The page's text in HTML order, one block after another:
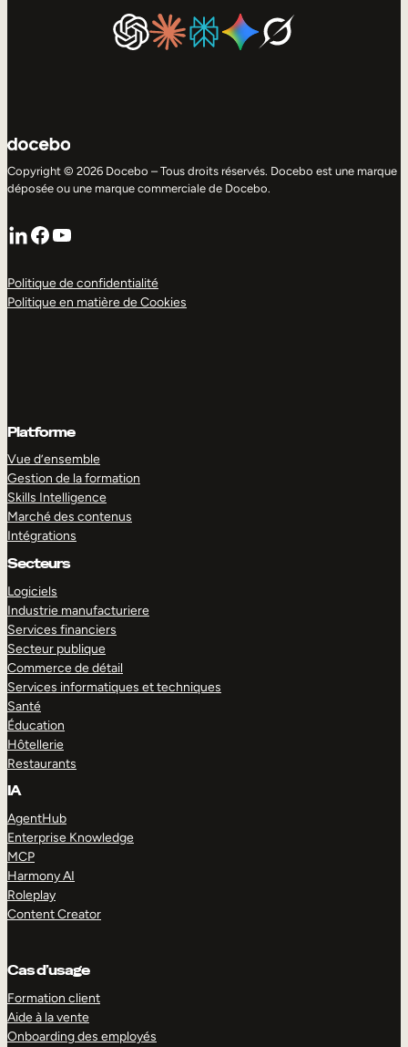
Copyright © 2026 Docebo – Tous droits réservés. Docebo est une marque
déposée ou une marque commerciale de Docebo.
LinkedIn
Facebook
YouTube
Politique de confidentialité
Politique en matière de Cookies
Platforme
Vue d’ensemble
Gestion de la formation
Skills Intelligence
Marché des contenus
Intégrations
Secteurs
Logiciels
Industrie manufacturiere
Services financiers
Secteur publique
Commerce de détail
Services informatiques et techniques
Santé
Éducation
Hôtellerie
Restaurants
IA
AgentHub
Enterprise Knowledge
MCP
Harmony AI
Roleplay
Content Creator
Cas d’usage
Formation client
Aide à la vente
Onboarding des employés